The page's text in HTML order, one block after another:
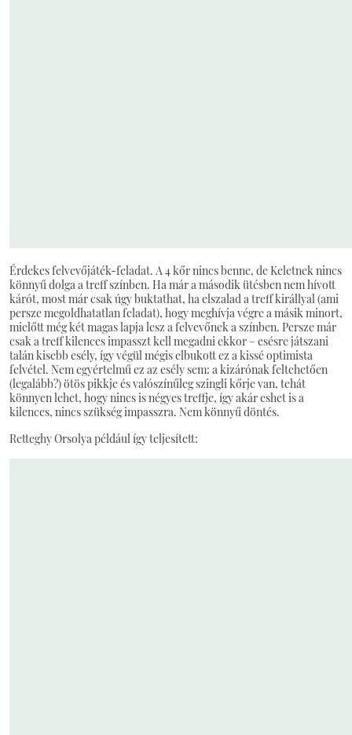
Érdekes felvevőjáték-feladat. A 4 kőr nincs benne, de Keletnek nincs
könnyű dolga a treff színben. Ha már a második ütésben nem hívott
kárót, most már csak úgy buktathat, ha elszalad a treff királlyal (ami
persze megoldhatatlan feladat), hogy meghívja végre a másik minort,
mielőtt még két magas lapja lesz a felvevőnek a színben. Persze már
csak a treff kilences impasszt kell megadni ekkor – esésre játszani
talán kisebb esély, így végül mégis elbukott ez a kissé optimista
felvétel. Nem egyértelmű ez az esély sem: a kizárónak feltehetően
(legalább?) ötös pikkje és valószínűleg szingli kőrje van, tehát
könnyen lehet, hogy nincs is négyes treffje, így akár eshet is a
kilences, nincs szükség impasszra. Nem könnyű döntés.
Retteghy Orsolya például így teljesített: